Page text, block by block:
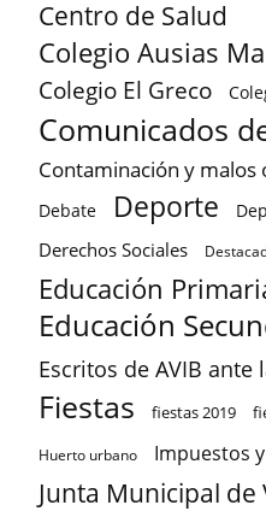
Centro de Salud
Colegio Ausias
Colegio El Greco
Comunicados
Contaminación y malos
Debate Deporte
Derechos Sociales
Educación
Educación
Escritos de AVIB
Fiestas fiestas 2019
Huerto urbano Impuestos
Junta Municipal de